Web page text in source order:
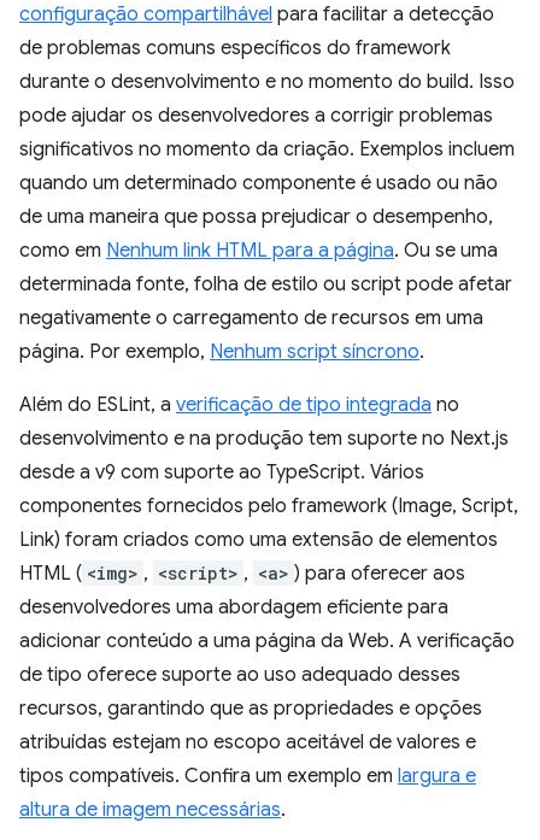
configuração compartilhável para facilitar a detecção
de problemas comuns específicos do framework
durante o desenvolvimento e no momento do build. Isso
pode ajudar os desenvolvedores a corrigir problemas
significativos no momento da criação. Exemplos incluem
quando um determinado componente é usado ou não
de uma maneira que possa prejudicar o desempenho,
como em Nenhum link HTML para a página. Ou se uma
determinada fonte, folha de estilo ou script pode afetar
negativamente o carregamento de recursos em uma
página. Por exemplo, Nenhum script síncrono.
Além do ESLint, a verificação de tipo integrada no
desenvolvimento e na produção tem suporte no Next.js
desde a v9 com suporte ao TypeScript. Vários
componentes fornecidos pelo framework (Image, Script,
Link) foram criados como uma extensão de elementos
HTML ( <img> , <script> , <a> ) para oferecer aos
desenvolvedores uma abordagem eficiente para
adicionar conteúdo a uma página da Web. A verificação
de tipo oferece suporte ao uso adequado desses
recursos, garantindo que as propriedades e opções
atribuídas estejam no escopo aceitável de valores e
tipos compatíveis. Confira um exemplo em largura e
altura de imagem necessárias.